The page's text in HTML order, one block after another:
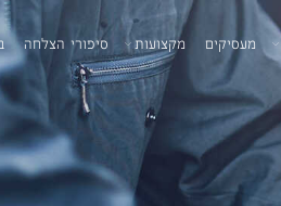
מעסיקים מקצועות סיפורי הצלחה